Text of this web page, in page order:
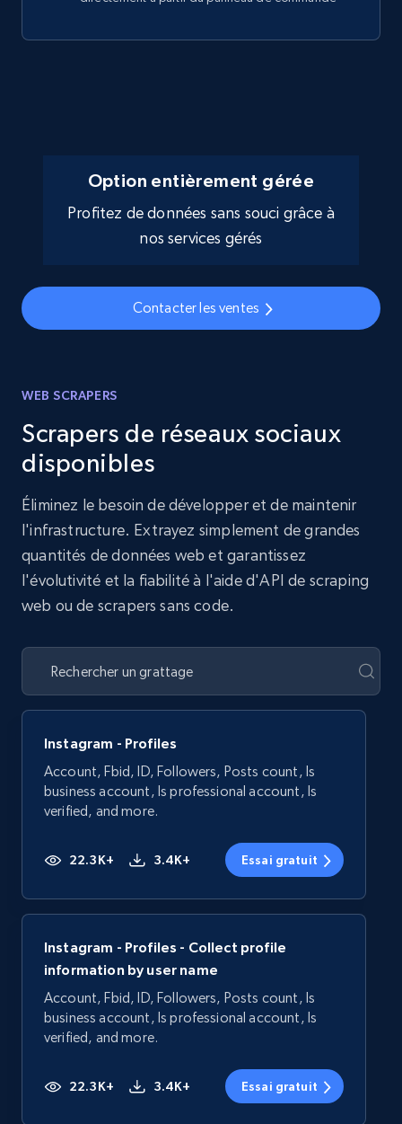
Option entièrement gérée
Profitez de données sans souci grâce à
nos services gérés
Contacter les ventes
WEB SCRAPERS
Scrapers de réseaux sociaux
disponibles
Éliminez le besoin de développer et de maintenir
l'infrastructure. Extrayez simplement de grandes
quantités de données web et garantissez
l'évolutivité et la fiabilité à l'aide d'API de scraping
web ou de scrapers sans code.
Instagram - Profiles
Account, Fbid, ID, Followers, Posts count, Is
business account, Is professional account, Is
verified, and more.
22.3K+ 3.4K+ Essai gratuit
Instagram - Profiles - Collect profile
information by user name
Account, Fbid, ID, Followers, Posts count, Is
business account, Is professional account, Is
verified, and more.
22.3K+ 3.4K+ Essai gratuit